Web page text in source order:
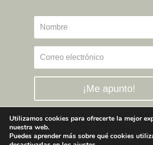
¡Me apunto!
Utilizamos cookies para ofrecerte la mejor
nuestra web.
Puedes aprender más sobre qué cookies